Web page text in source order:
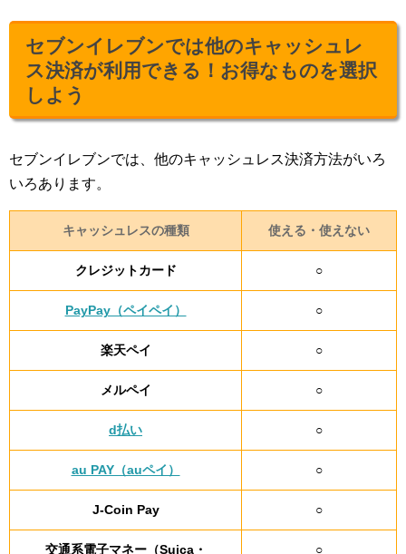
セブンイレブンでは他のキャッシュレ
ス決済が利用できる！お得なものを選択
しよう
セブンイレブンでは、他のキャッシュレス決済方法がいろ
いろあります。
キャッシュレスの種類 使える・使えない
クレジットカード ○
PayPay（ペイペイ） ○
楽天ペイ ○
メルペイ ○
d払い ○
au PAY（auペイ） ○
J-Coin Pay ○
交通系電子マネー（Suica・ ○